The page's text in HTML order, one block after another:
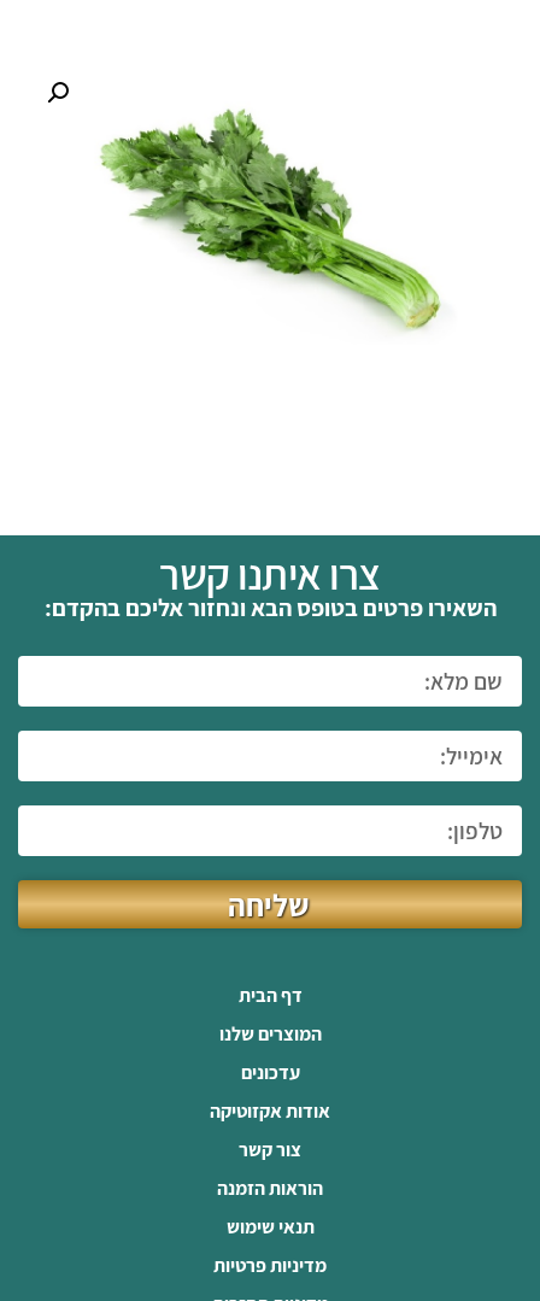
צרו איתנו קשר
השאירו פרטים בטופס הבא ונחזור אליכם בהקדם:
שליחה
דף הבית
המוצרים שלנו
עדכונים
אודות אקזוטיקה
צור קשר
הוראות הזמנה
תנאי שימוש
מדיניות פרטיות